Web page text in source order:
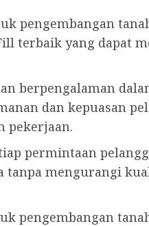
pengembangan
terbaik yang dapat
berpengalaman
dan kepuasan
pekerjaan.
permintaan
mengurangi
pengembangan